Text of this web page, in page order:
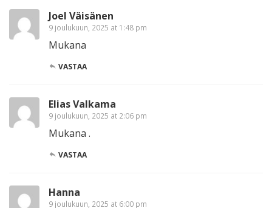
Joel Väisänen
9 joulukuun, 2025 at 1:48 pm
Mukana
VASTAA
Elias Valkama
9 joulukuun, 2025 at 2:06 pm
Mukana .
VASTAA
Hanna
9 joulukuun, 2025 at 6:00 pm